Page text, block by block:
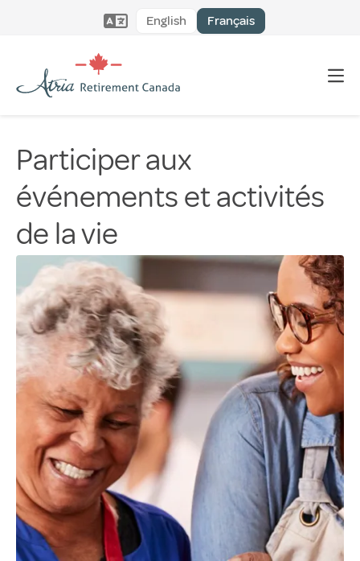
English Français
Participer aux
événements et activités
de la vie